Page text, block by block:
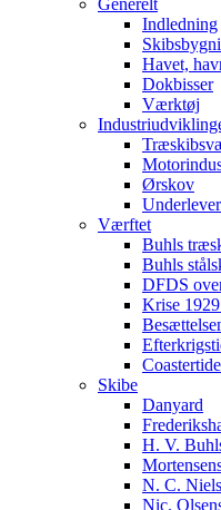
Generelt
Indledning
Havet,
Dokbisser
Værktøj
Ørskov
Værftet
Buhls
Buhls
DFDS
Krise
Skibe
Danyard
H. V.
N. C.
Nic.